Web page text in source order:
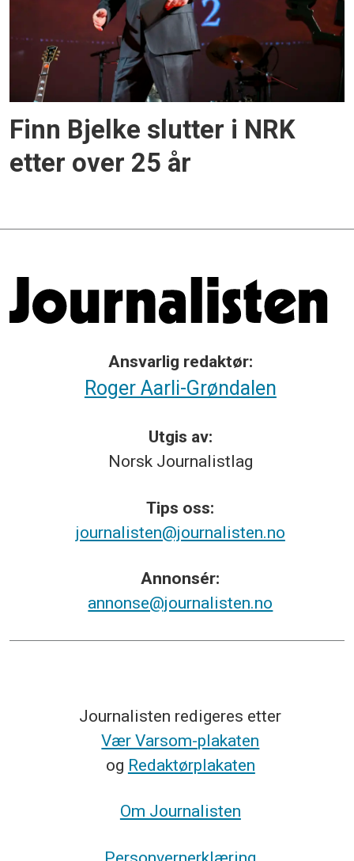
Finn Bjelke slutter i NRK
etter over 25 år
Ansvarlig redaktør:
Roger Aarli-Grøndalen
Utgis av:
Norsk Journalistlag
Tips oss:
journalisten@journalisten.no
Annonsér:
annonse@journalisten.no
Journalisten redigeres etter
Vær Varsom-plakaten
og Redaktørplakaten
Om Journalisten